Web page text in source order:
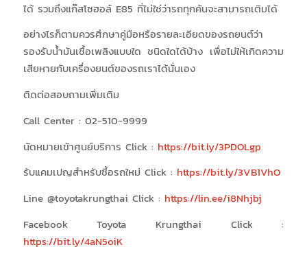
ได้ รวมถึงแก๊สโซฮอล์ E85 ที่ไม่ใช่ว่ารถทุกคันจะสามารถเติมได้
อย่างไรก็ตามควรศึกษาคู่มือหรือรายละเอียดของรถยนต์ว่า
รองรับน้ำมันเชื้อเพลิงแบบใด ชนิดใดได้บ้าง เพื่อไม่ให้เกิดความ
เสียหายกับเครื่องยนต์ของรถเราได้นั่นเอง
ติดต่อสอบถามเพิ่มเติม
Call Center : 02-510-9999
นัดหมายเข้าศูนย์บริการ Click : https://bit.ly/3PDOLgp
รับแคมเปญสำหรับซื้อรถใหม่ Click : https://bit.ly/3VB1VhO
Line @toyotakrungthai Click : https://lin.ee/i8Nhjbj
Facebook Toyota Krungthai Click :
https://bit.ly/4aN5oiK